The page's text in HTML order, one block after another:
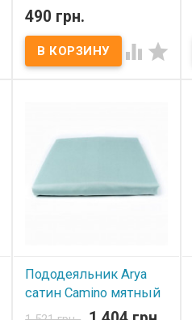
белый 175x210 см
В наличии
Пододеяльник Вилюта
490 грн.
 
Пододеяльник Arya
сатин Camino мятный
160х220 см.